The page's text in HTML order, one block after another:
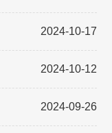
2024-10-17
2024-10-12
2024-09-26